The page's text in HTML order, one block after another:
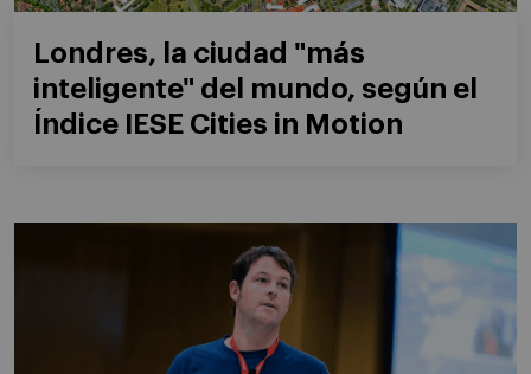
Londres, la ciudad "más
inteligente" del mundo, según el
Índice IESE Cities in Motion